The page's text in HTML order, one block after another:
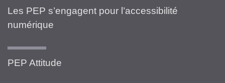
Les PEP s’engagent pour l’accessibilité
numérique
PEP Attitude